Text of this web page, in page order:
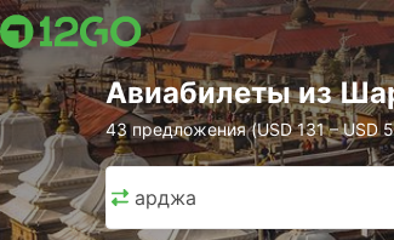
Авиабилеты из
43 предложения (USD 131 – USD
Шарджа